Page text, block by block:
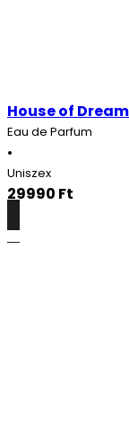
House of
Eau de Parfum
•
Uniszex
29990 Ft
Részletek